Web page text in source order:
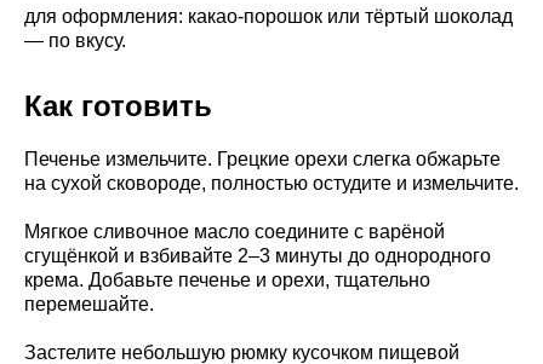
для оформления: какао-порошок или тёртый шоколад
— по вкусу.
Как готовить
Печенье измельчите. Грецкие орехи слегка обжарьте
на сухой сковороде, полностью остудите и измельчите.
Мягкое сливочное масло соедините с варёной
сгущёнкой и взбивайте 2–3 минуты до однородного
крема. Добавьте печенье и орехи, тщательно
перемешайте.
Застелите небольшую рюмку кусочком пищевой